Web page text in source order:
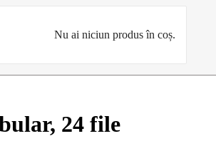
Nu ai niciun produs în coș.
24 file